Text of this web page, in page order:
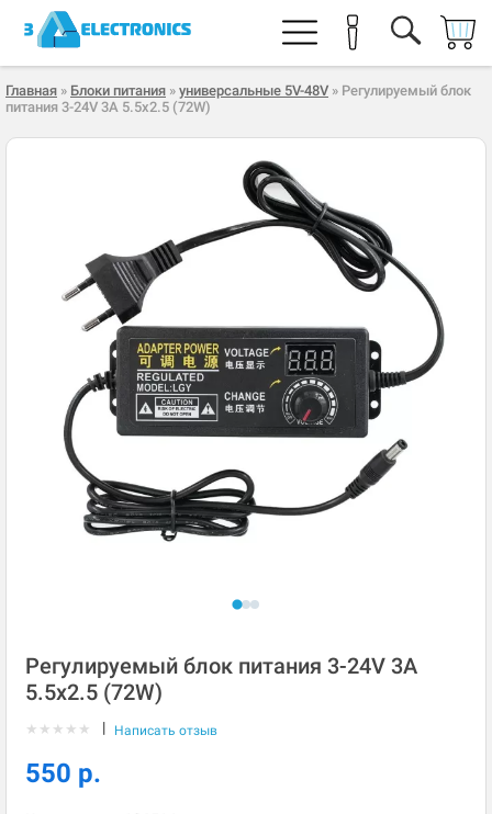
Главная » Блоки питания » универсальные 5V-48V » Регулируемый блок
питания 3-24V 3A 5.5x2.5 (72W)
Регулируемый блок питания 3-24V 3A
5.5x2.5 (72W)
★ ★ ★ ★ ★ | Написать отзыв
550 р.